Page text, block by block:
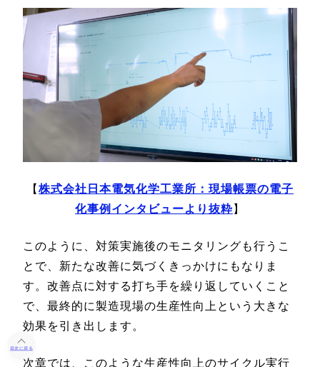
【 株式会社日本電気化学工業所：現場帳票の電子
化事例インタビューより抜粋 】
このように、対策実施後のモニタリングも行うこ
とで、新たな改善に気づくきっかけにもなりま
す。改善点に対する打ち手を繰り返していくこと
で、最終的に製造現場の生産性向上という大きな
効果を引き出します。
次章では、このような生産性向上のサイクル実行
目次に戻る